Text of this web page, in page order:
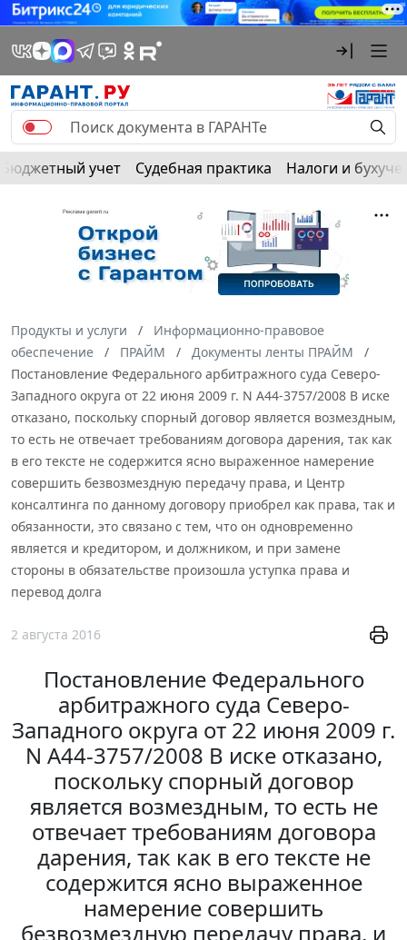
Бюджетный учет Судебная практика Налоги и
Продукты и услуги
Информационно-правовое
обеспечение
ПРАЙМ
Документы ленты ПРАЙМ
Постановление Федерального арбитражного суда Северо-
Западного округа от 22 июня 2009 г. N А44-3757/2008 В иске
отказано, поскольку спорный договор является возмездным,
то есть не отвечает требованиям договора дарения, так как
в его тексте не содержится ясно выраженное намерение
совершить безвозмездную передачу права, и Центр
консалтинга по данному договору приобрел как права, так и
обязанности, это связано с тем, что он одновременно
является и кредитором, и должником, и при замене
стороны в обязательстве произошла уступка права и
перевод долга
2 августа 2016
Постановление Федерального
арбитражного суда Северо-
Западного округа от 22 июня 2009 г.
N А44-3757/2008 В иске отказано,
поскольку спорный договор
является возмездным, то есть не
отвечает требованиям договора
дарения, так как в его тексте не
содержится ясно выраженное
намерение совершить
безвозмездную передачу права, и